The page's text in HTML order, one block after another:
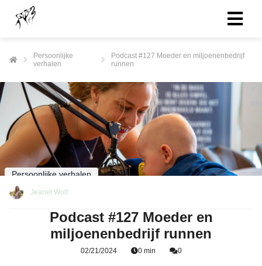
Persoonlijke
verhalen
Podcast #127 Moeder en miljoenenbedrijf
runnen
Persoonlijke verhalen
Jeanet Wolf
Podcast #127 Moeder en
miljoenenbedrijf runnen
02/21/2024 0 min 0